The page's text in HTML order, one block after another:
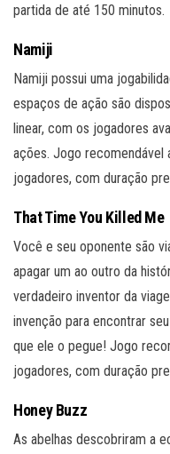
partida de até 150 minutos.
Namiji
Namiji possui uma
espaços de ação são
linear, com os jogadores
ações. Jogo recomendável
jogadores, com duração
That Time You Killed Me
Você e seu oponente são
apagar um ao outro da
verdadeiro inventor da
invenção para encontrar
que ele o pegue! Jogo
jogadores, com duração
Honey Buzz
As abelhas descobriram a